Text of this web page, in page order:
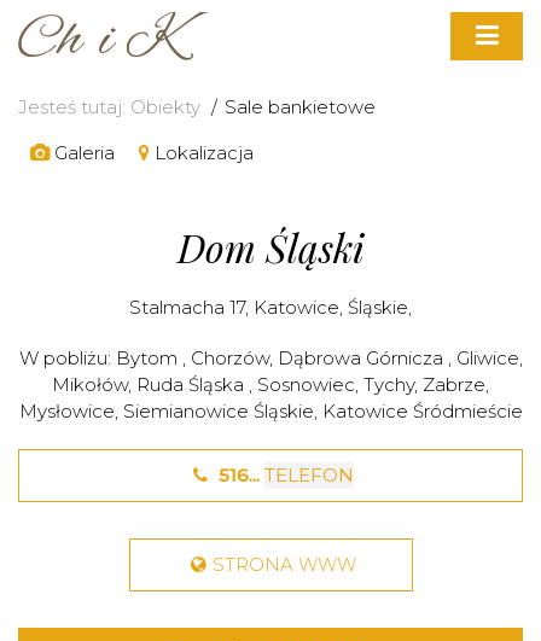
Jesteś tutaj: Obiekty
Sale bankietowe
Galeria
Lokalizacja
Dom Śląski
Stalmacha 17, Katowice, Śląskie,
W pobliżu: Bytom , Chorzów, Dąbrowa Górnicza , Gliwice,
Mikołów, Ruda Śląska , Sosnowiec, Tychy, Zabrze,
Mysłowice, Siemianowice Śląskie, Katowice Śródmieście
516... TELEFON
STRONA WWW